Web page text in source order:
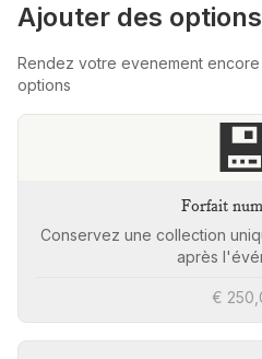
Ajouter des
Rendez votre evenement
options
Forfait
Conservez une collection
après
€